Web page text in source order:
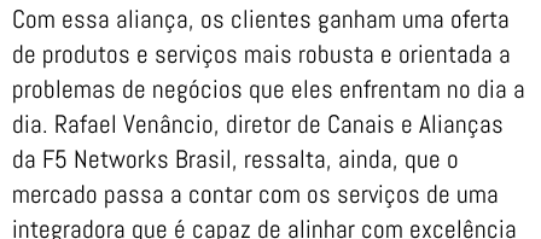
Com essa aliança, os clientes ganham uma oferta
de produtos e serviços mais robusta e orientada a
problemas de negócios que eles enfrentam no dia a
dia. Rafael Venâncio, diretor de Canais e Alianças
da F5 Networks Brasil, ressalta, ainda, que o
mercado passa a contar com os serviços de uma
integradora que é capaz de alinhar com excelência